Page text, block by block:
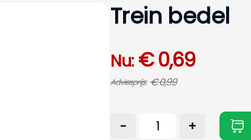
Trein bedel
Nu:€ 0,69
Adviesprijs: € 0,99
- +